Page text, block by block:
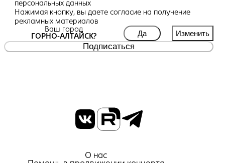
персональных данных
Нажимая кнопку, вы даете согласие на получение
рекламных материалов
Ваш город
ГОРНО-АЛТАЙСК?
Да Изменить
Подписаться
О нас